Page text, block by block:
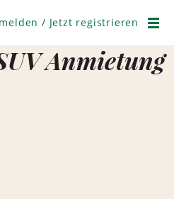
/ Jetzt registrieren
Anmietung